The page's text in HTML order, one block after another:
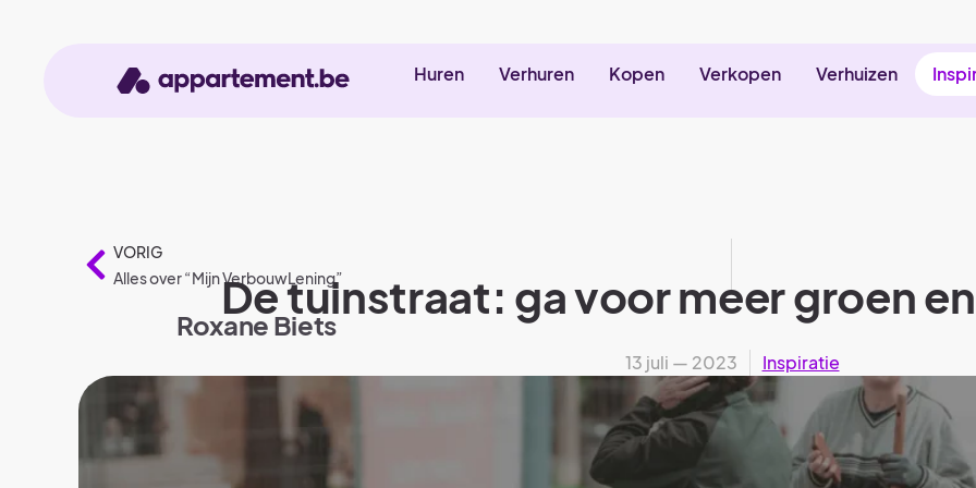
Huren Verhuren Kopen Verkopen Verhuizen
VORIG
Alles over “Mijn VerbouwLening”
De tuinstraat: ga voor meer groen
Roxane Biets
13 juli — 2023 Inspiratie